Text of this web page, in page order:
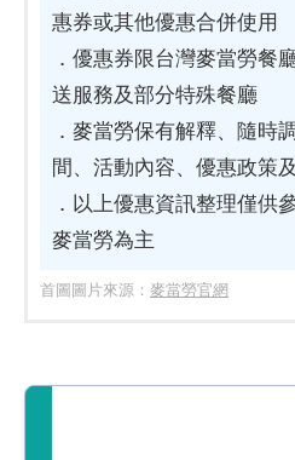
惠券或其他優惠合併使用
．優惠券限台灣麥當勞餐
送服務及部分特殊餐廳
．麥當勞保有解釋、隨時
間、活動內容、優惠政策
．以上優惠資訊整理僅供
麥當勞為主
首圖圖片來源： 麥當勞官網